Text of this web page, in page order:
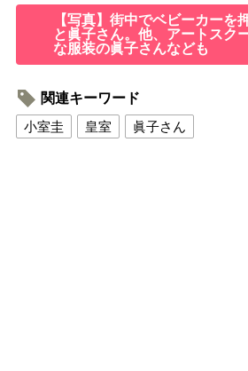
【写真】街中でベビーカーを
と眞子さん。他、アートスク
な服装の眞子さんなども
関連キーワード
小室圭
皇室 眞子さん